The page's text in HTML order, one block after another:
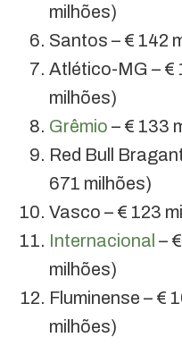
milhões)
Santos – € 142
Atlético-MG – €
milhões)
Grêmio – € 133
Red Bull
671 milhões)
Vasco – € 123
Internacional –
milhões)
Fluminense – €
milhões)